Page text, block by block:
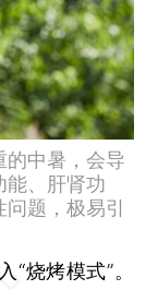
的中暑，会导
能、肝肾功
题，极易引
烧烤模式”。